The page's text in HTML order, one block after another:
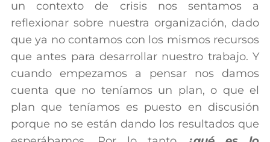
un contexto de crisis nos sentamos a
reflexionar sobre nuestra organización, dado
que ya no contamos con los mismos recursos
que antes para desarrollar nuestro trabajo. Y
cuando empezamos a pensar nos damos
cuenta que no teníamos un plan, o que el
plan que teníamos es puesto en discusión
porque no se están dando los resultados que